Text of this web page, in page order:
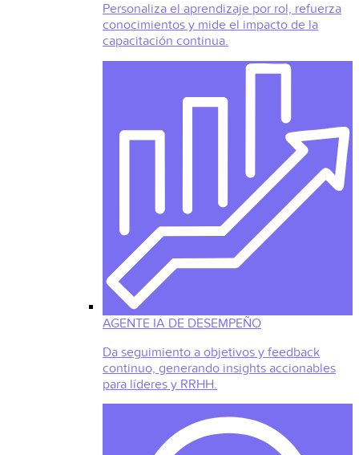
Personaliza el aprendizaje por rol, refuerza
conocimientos y mide el impacto de la
capacitación continua.
AGENTE IA DE DESEMPEÑO
Da seguimiento a objetivos y feedback
continuo, generando insights accionables
para líderes y RRHH.